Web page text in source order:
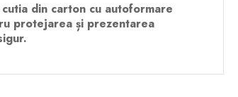
din carton cu autoformare
protejarea și prezentarea